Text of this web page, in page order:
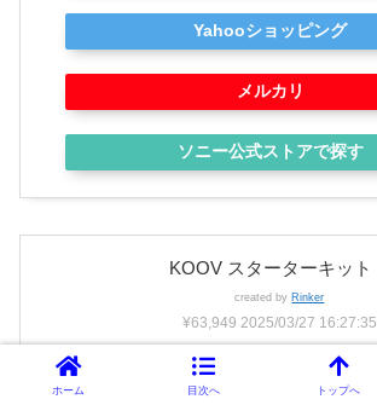
Yahooショッピング
メルカリ
ソニー公式ストアで探す
KOOV スターターキット
created by Rinker
¥63,949 2025/03/27 16:27:35
ソニー公式ストアで探す
ホーム 目次へ トップへ